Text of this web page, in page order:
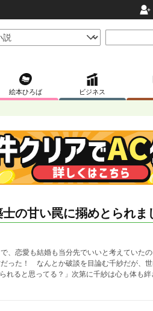
絵本ひろば ビジネス
の甘い罠に搦めとられま
、恋愛も結婚も当分先でいいと考えていた
った！ なんとか破談を目論む千紗だが、
ると思ってる？」次第に千紗は心も体も